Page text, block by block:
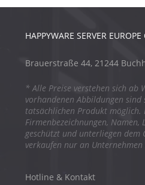
HAPPYWARE SERVER
Brauerstraße 44, 21244
* Alle Preise verstehen sich ab
vorhandenen Abbildungen sind
tatsächlichen Produkt
Firmenbezeichnungen, Namen,
geschützt und unterliegen dem
verkaufen nur an Unternehmen
Hotline & Kontakt